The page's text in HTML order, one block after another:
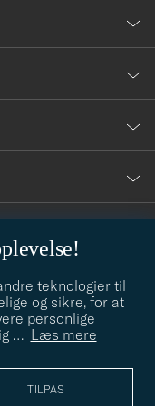
teknologier til
og sikre, for at
personlige
… Læs mere
TILPAS
hjælpe dig, vi hjælper